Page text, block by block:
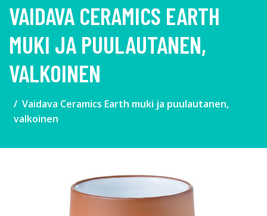
VAIDAVA CERAMICS EARTH
MUKI JA PUULAUTANEN,
VALKOINEN
Vaidava Ceramics Earth muki ja puulautanen,
valkoinen